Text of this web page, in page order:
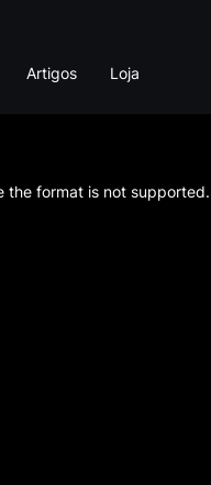
Artigos Loja
the format is not supported.